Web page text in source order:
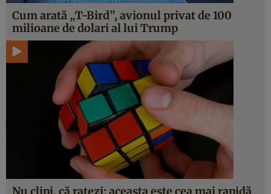
Cum arată „T-Bird”, avionul privat de 100
milioane de dolari al lui Trump